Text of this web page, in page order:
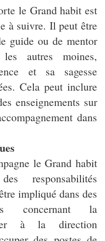
le Grand habit est
à suivre. Il peut être
guide ou de mentor
autres moines,
et sa sagesse
Cela peut inclure
enseignements sur
dans
le Grand habit
responsabilités
impliqué dans des
concernant la
à la direction